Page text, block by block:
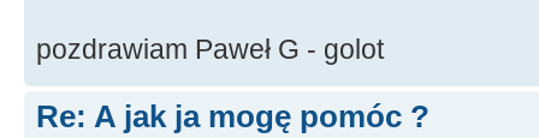
pozdrawiam Paweł G - golot
Re: A jak ja mogę pomóc ?